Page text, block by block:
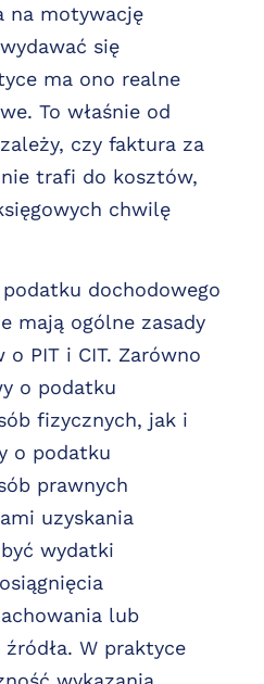
na motywację
się
ma ono realne
To właśnie od
czy faktura za
trafi do kosztów,
chwilę
dochodowego
mają ogólne zasady
PIT i CIT. Zarówno
o podatku
fizycznych, jak i
o podatku
prawnych
uzyskania
wydatki
lub
W praktyce